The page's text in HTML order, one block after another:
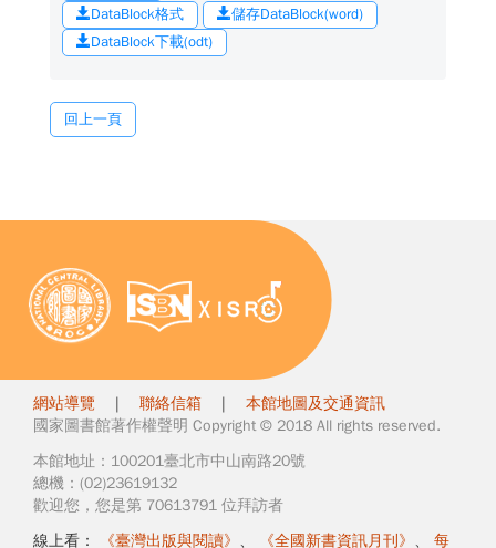
DataBlock格式
儲存DataBlock(word)
DataBlock下載(odt)
回上一頁
網站導覽 | 聯絡信箱 | 本館地圖及交通資訊
國家圖書館著作權聲明 Copyright © 2018 All rights reserved.
本館地址：100201臺北市中山南路20號
總機：(02)23619132
歡迎您，您是第 70613791 位拜訪者
線上看：
《臺灣出版與閱讀》 、 《全國新書資訊月刊》 、 每